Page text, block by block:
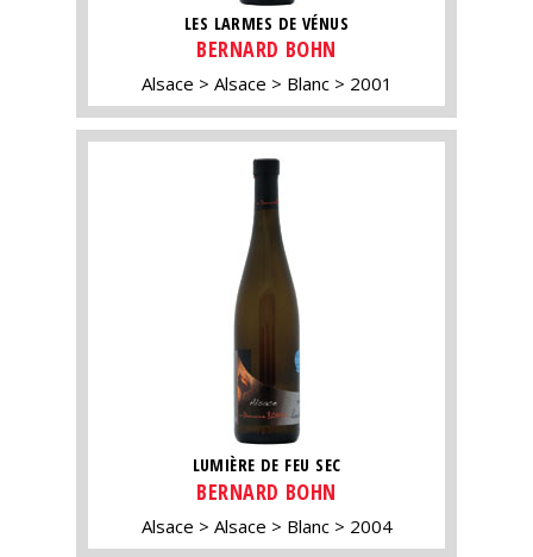
LES LARMES DE VÉNUS
BERNARD BOHN
Alsace Alsace Blanc 2001
LUMIÈRE DE FEU SEC
BERNARD BOHN
Alsace Alsace Blanc 2004